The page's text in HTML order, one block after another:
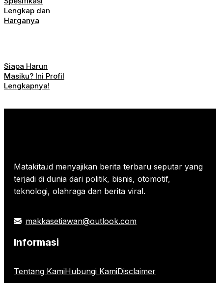
Lengkap dan
Harganya
Siapa Harun
Masiku? Ini Profil
Lengkapnya!
Matakita.id menyajikan berita terbaru seputar yang
terjadi di dunia dari politik, bisnis, otomotif,
teknologi, olahraga dan berita viral.
makkasetiawan@outlook.com
Informasi
Tentang KamiHubungi KamiDisclaimer